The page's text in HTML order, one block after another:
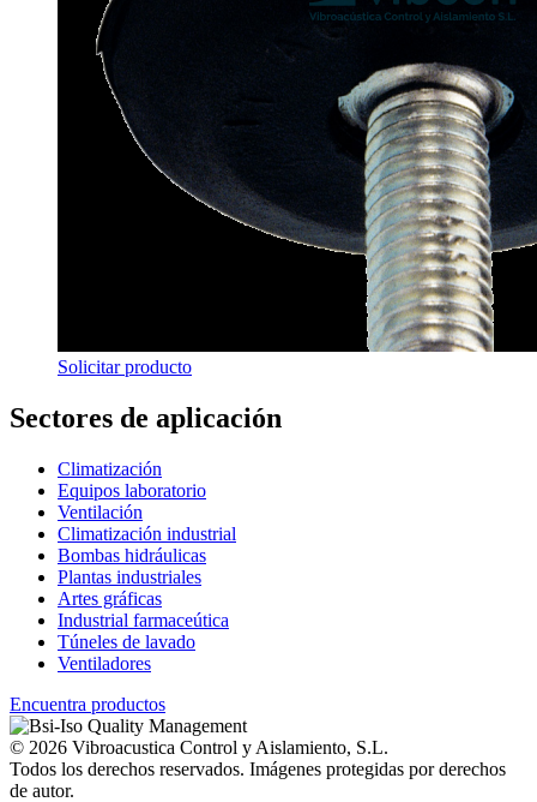
Solicitar producto
Sectores de aplicación
Climatización
Equipos laboratorio
Ventilación
Climatización industrial
Bombas hidráulicas
Plantas industriales
Artes gráficas
Industrial farmaceútica
Túneles de lavado
Ventiladores
Encuentra productos
© 2026 Vibroacustica Control y Aislamiento, S.L.
Todos los derechos reservados. Imágenes protegidas por derechos
de autor.